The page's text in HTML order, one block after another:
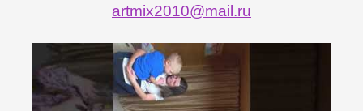
artmix2010@mail.ru